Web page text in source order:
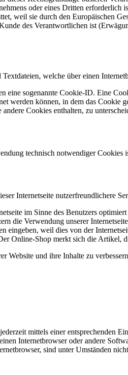
oder eines Dritten
weil sie durch den Europäischen
des Verantwortlichen ist
welche über einen
eine sogenannte Cookie-ID. Eine
werden können, in dem das Cookie
Cookies enthalten, zu
technisch notwendiger
Internetseite nutzerfreundlichere
im Sinne des Benutzers
die Verwendung unserer
eingeben, weil dies von der
Online-Shop merkt sich die Artikel,
und ihre Inhalte zu
mittels einer entsprechenden
Internetbrowser oder andere
sind unter Umständen